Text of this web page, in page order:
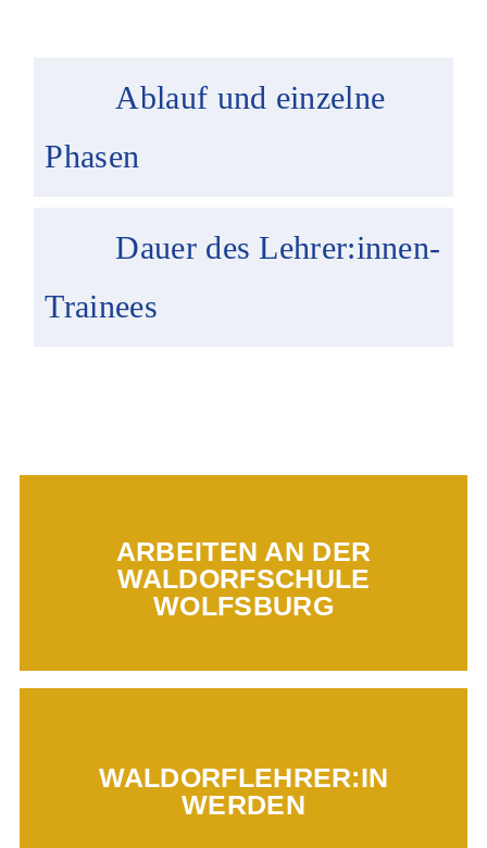
Ablauf und einzelne
Phasen
Dauer des Lehrer:innen-
Trainees
ARBEITEN AN DER
WALDORFSCHULE
WOLFSBURG
Mehr erfahren...
WALDORFLEHRER:IN
WERDEN
Mehr erfahren...